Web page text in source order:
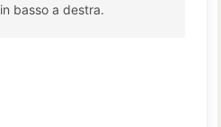
in basso a destra.